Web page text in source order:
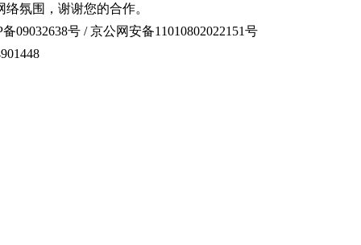
氛围，谢谢您的合作。
09032638号 / 京公网安备11010802022151号